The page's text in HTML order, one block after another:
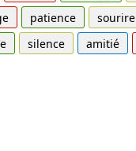
patience sourire
silence amitié